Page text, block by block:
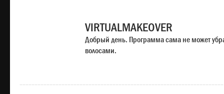
VIRTUALMAKEOVER
Добрый день. Программа сама не может
волосами.